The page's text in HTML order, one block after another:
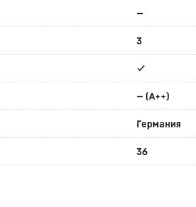
—
3
✔
— (A++)
Германия
36